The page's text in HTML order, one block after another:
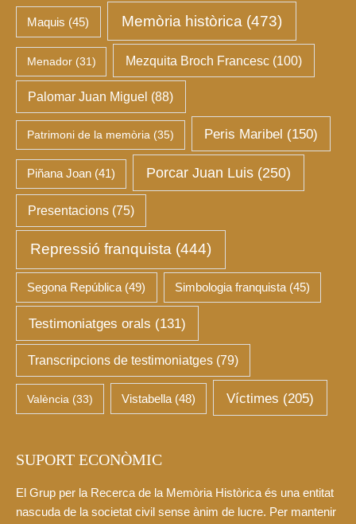
Maquis (45) Memòria històrica (473)
Menador(31) Mezquita Broch Francesc(100)
Palomar Juan Miguel (88)
Patrimoni de la memòria (35) Peris Maribel (150)
Piñana Joan (41) Porcar Juan Luis (250)
Presentacions (75)
Repressió franquista (444)
Segona República (49) Simbologia franquista (45)
Testimoniatges orals (131)
Transcripcions de testimoniatges (79)
València (33) Vistabella(48) Víctimes (205)
SUPORT ECONÒMIC
El Grup per la Recerca de la Memòria Històrica és una entitat
nascuda de la societat civil sense ànim de lucre. Per mantenir